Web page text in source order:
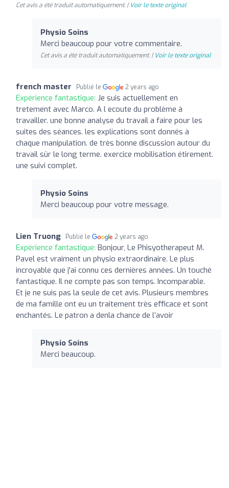
Cet avis a été traduit automatiquement. | Voir le texte original
Physio Soins
Merci beaucoup pour votre commentaire.
Cet avis a été traduit automatiquement. | Voir le texte original
french master Publié le 2 years ago
Expérience fantastique: Je suis actuellement en
tretement avec Marco. A l ecoute du problème à
travailler. une bonne analyse du travail a faire pour les
suites des séances. les explications sont donnés à
chaque manipulation. de très bonne discussion autour du
travail sûr le long terme. exercice mobilisation étirement.
une suivi complet.
Physio Soins
Merci beaucoup pour votre message.
Lien Truong Publié le 2 years ago
Expérience fantastique: Bonjour, Le Phisyotherapeut M.
Pavel est vraiment un physio extraordinaire. Le plus
incroyable que j'ai connu ces dernières années. Un touché
fantastique. Il ne compte pas son temps. Incomparable.
Et je ne suis pas la seule de cet avis. Plusieurs membres
de ma famille ont eu un traitement très efficace et sont
enchantés. Le patron a denla chance de l’avoir
Physio Soins
Merci beaucoup.